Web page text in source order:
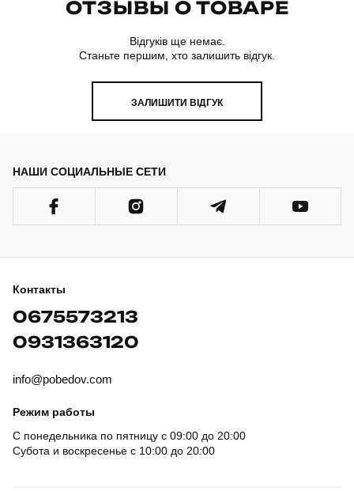
ОТЗЫВЫ О ТОВАРЕ
Відгуків ще немає.
Станьте першим, хто залишить відгук.
ЗАЛИШИТИ ВІДГУК
НАШИ СОЦИАЛЬНЫЕ СЕТИ
Контакты
0675573213
0931363120
info@pobedov.com
Режим работы
С понедельника по пятницу с 09:00 до 20:00
Субота и воскресенье с 10:00 до 20:00